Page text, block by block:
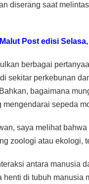
diserang saat
Post edisi
berbagai
sekitar perkebunan
bagaimana
mengendarai sepeda
saya melihat
zoologi atau ekologi,
antara manusia
henti di tubuh manusia